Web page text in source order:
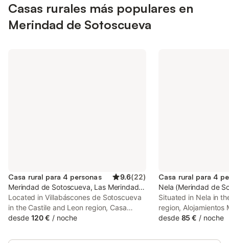
Casas rurales más populares en
Merindad de Sotoscueva
Casa rural para 4 personas 9.6(22)
Merindad de Sotoscueva, Las Merindades
Located in Villabáscones de Sotoscueva
in the Castile and Leon region, Casa
Guareña has a balcony and garden
are available at the country house free of
desde 120 € / noche
Casa rural para 4
Nela (Merindad de
Situated in Nela in
region, Alojamientos
a garden. The
sit outside and
desde 85 € / noche